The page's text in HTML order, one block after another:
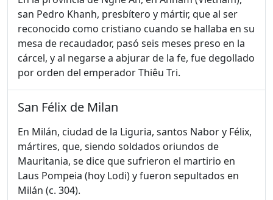
san Pedro Khanh, presbítero y mártir, que al ser
reconocido como cristiano cuando se hallaba en su
mesa de recaudador, pasó seis meses preso en la
cárcel, y al negarse a abjurar de la fe, fue degollado
por orden del emperador Thiêu Tri.
San Félix de Milan
En Milán, ciudad de la Liguria, santos Nabor y Félix,
mártires, que, siendo soldados oriundos de
Mauritania, se dice que sufrieron el martirio en
Laus Pompeia (hoy Lodi) y fueron sepultados en
Milán (c. 304).